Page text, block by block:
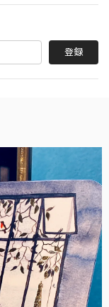
登録